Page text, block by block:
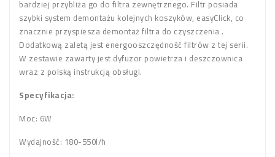
bardziej przybliża go do filtra zewnętrznego. Filtr posiada
szybki system demontażu kolejnych koszyków, easyClick, co
znacznie przyspiesza demontaż filtra do czyszczenia .
Dodatkową zaletą jest energooszczędność filtrów z tej serii.
W zestawie zawarty jest dyfuzor powietrza i deszczownica
wraz z polską instrukcją obsługi.
Specyfikacja:
Moc: 6W
Wydajność: 180-550l/h